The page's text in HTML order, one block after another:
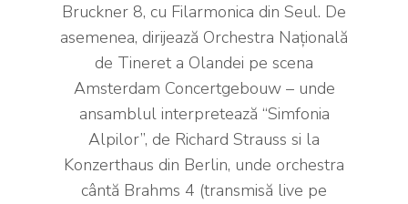
Bruckner 8, cu Filarmonica din Seul. De
asemenea, dirijează Orchestra Națională
de Tineret a Olandei pe scena
Amsterdam Concertgebouw – unde
ansamblul interpretează “Simfonia
Alpilor”, de Richard Strauss si la
Konzerthaus din Berlin, unde orchestra
cântă Brahms 4 (transmisă live pe